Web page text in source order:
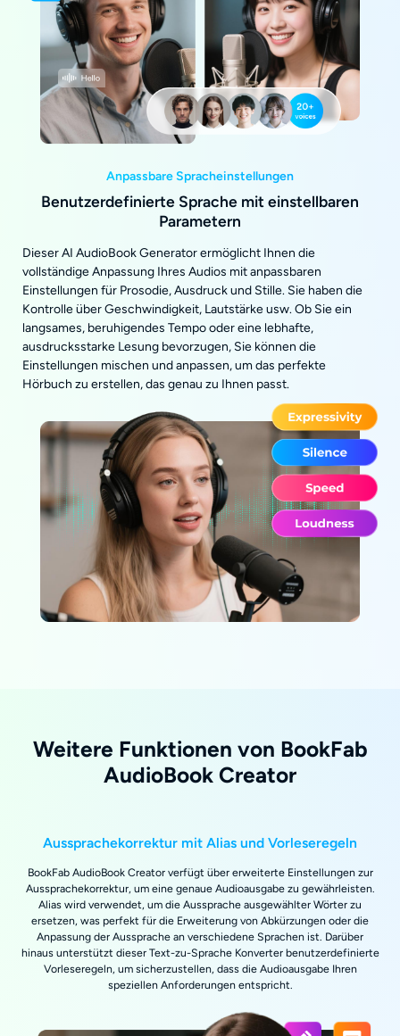
Anpassbare Spracheinstellungen
Benutzerdefinierte Sprache mit einstellbaren
Parametern
Dieser AI AudioBook Generator ermöglicht Ihnen die
vollständige Anpassung Ihres Audios mit anpassbaren
Einstellungen für Prosodie, Ausdruck und Stille. Sie haben die
Kontrolle über Geschwindigkeit, Lautstärke usw. Ob Sie ein
langsames, beruhigendes Tempo oder eine lebhafte,
ausdrucksstarke Lesung bevorzugen, Sie können die
Einstellungen mischen und anpassen, um das perfekte
Hörbuch zu erstellen, das genau zu Ihnen passt.
Weitere Funktionen von BookFab
AudioBook Creator
Aussprachekorrektur mit Alias und Vorleseregeln
BookFab AudioBook Creator verfügt über erweiterte Einstellungen zur
Aussprachekorrektur, um eine genaue Audioausgabe zu gewährleisten.
Alias wird verwendet, um die Aussprache ausgewählter Wörter zu
ersetzen, was perfekt für die Erweiterung von Abkürzungen oder die
Anpassung der Aussprache an verschiedene Sprachen ist. Darüber
hinaus unterstützt dieser Text-zu-Sprache Konverter benutzerdefinierte
Vorleseregeln, um sicherzustellen, dass die Audioausgabe Ihren
speziellen Anforderungen entspricht.